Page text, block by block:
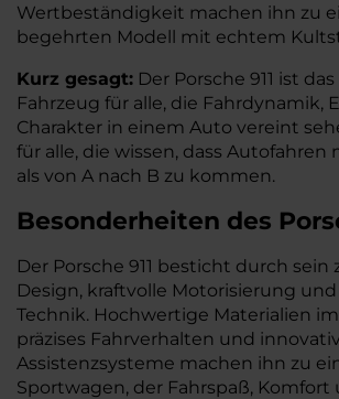
Wertbeständigkeit machen ihn zu
begehrten Modell mit echtem
Kurz gesagt: Der Porsche 911 ist
Fahrzeug für alle, die Fahrdynamik,
Charakter in einem Auto vereint
für alle, die wissen, dass Autofahren
als von A nach B zu kommen.
Besonderheiten des
Der Porsche 911 besticht durch sein
Design, kraftvolle Motorisierung
Technik. Hochwertige Materialien
präzises Fahrverhalten und
Assistenzsysteme machen ihn zu
Sportwagen, der Fahrspaß,